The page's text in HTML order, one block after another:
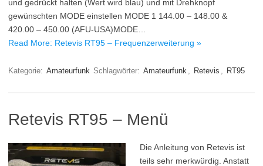
und gedrückt halten (Wert wird blau) und mit Drehknopf
gewünschten MODE einstellen MODE 1 144.00 – 148.00 &
420.00 – 450.00 (AFU-USA)MODE…
Read More: Retevis RT95 – Frequenzerweiterung »
Kategorie: Amateurfunk Schlagwörter: Amateurfunk , Retevis , RT95
Retevis RT95 – Menü
Die Anleitung von Retevis ist
teils sehr merkwürdig. Anstatt